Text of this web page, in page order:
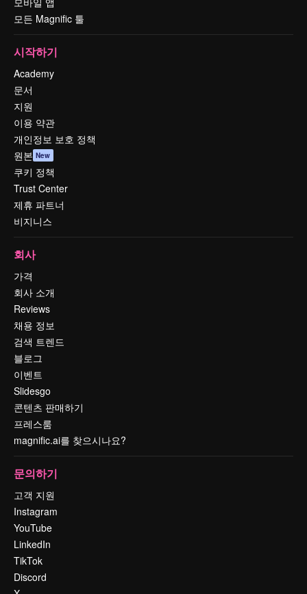
모든 Magnific 툴
시작하기
Academy
문서
지원
이용 약관
개인정보 보호 정책
원본 New
쿠키 정책
Trust Center
제휴 파트너
비지니스
회사
가격
회사 소개
Reviews
채용 정보
검색 트렌드
블로그
이벤트
Slidesgo
콘텐츠 판매하기
프레스룸
magnific.ai를 찾으시나요?
문의하기
고객 지원
Instagram
YouTube
LinkedIn
TikTok
Discord